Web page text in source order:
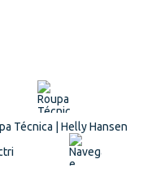
Técnica | Helly Hansen